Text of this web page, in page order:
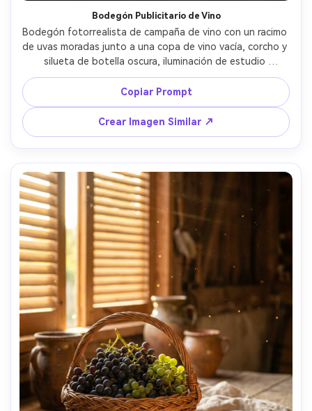
Bodegón Publicitario de Vino
Bodegón fotorrealista de campaña de vino con un racimo
de uvas moradas junto a una copa de vino vacía, corcho y
silueta de botella oscura, iluminación de estudio
dramática con reflejos suaves, fondo negro texturizado,
tomada con Phase One y macro 120mm, f/11, gradación
de color lujosa y premium --ar 4:5
Copiar Prompt
Crear Imagen Similar ↗